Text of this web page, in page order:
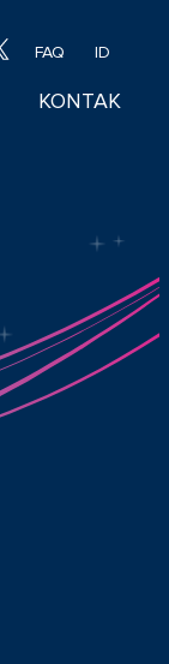
FAQ ID
KONTAK